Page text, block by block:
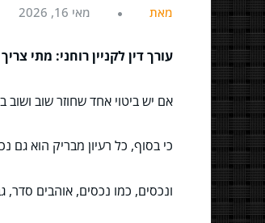
מאת מאי 16, 2026
עורך דין לקניין רוחני: מתי
אם יש ביטוי אחד שחוזר שוב ושוב
כי בסוף, כל רעיון מבריק הוא גם
ונכסים, כמו נכסים, אוהבים